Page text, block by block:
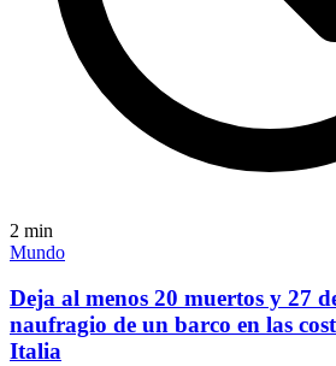
2 min
Mundo
Deja al menos 20 muertos y 27
naufragio de un barco en las
Italia